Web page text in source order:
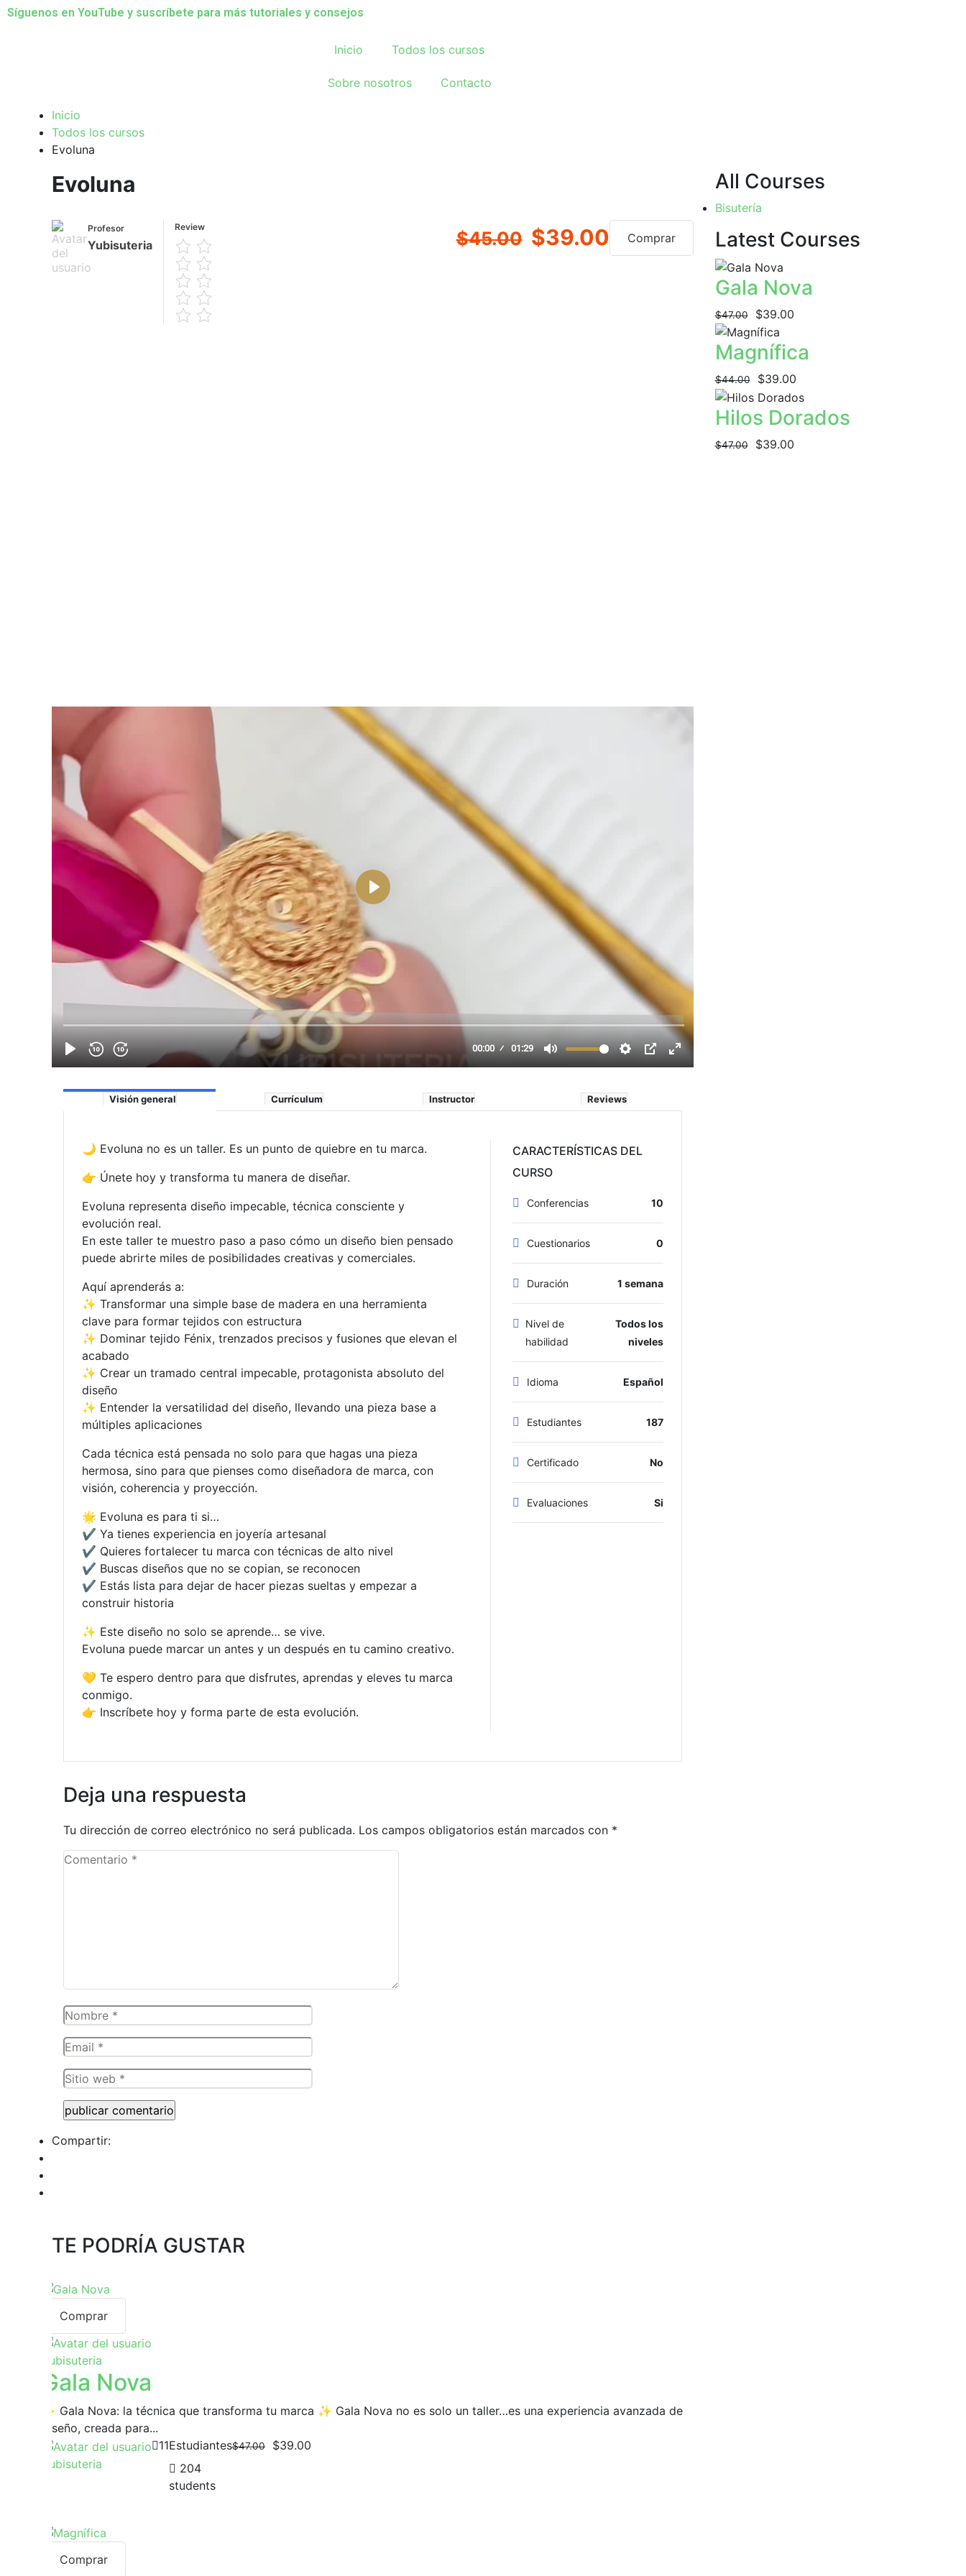
Síguenos en YouTube y suscríbete para más tutoriales y consejos
Inicio Todos los cursos
Sobre nosotros Contacto
Inicio
Todos los cursos
Evoluna
Evoluna
Profesor
Yubisuteria
Review
$45.00 $39.00 Comprar
Visión general Currículum Instructor Reviews
🌙 Evoluna no es un taller. Es un punto de quiebre en tu marca.
👉 Únete hoy y transforma tu manera de diseñar.
Evoluna representa diseño impecable, técnica consciente y
evolución real.
En este taller te muestro paso a paso cómo un diseño bien pensado
puede abrirte miles de posibilidades creativas y comerciales.
Aquí aprenderás a:
✨ Transformar una simple base de madera en una herramienta
clave para formar tejidos con estructura
✨ Dominar tejido Fénix, trenzados precisos y fusiones que elevan el
acabado
✨ Crear un tramado central impecable, protagonista absoluto del
diseño
✨ Entender la versatilidad del diseño, llevando una pieza base a
múltiples aplicaciones
Cada técnica está pensada no solo para que hagas una pieza
hermosa, sino para que pienses como diseñadora de marca, con
visión, coherencia y proyección.
🌟 Evoluna es para ti si…
✔ Ya tienes experiencia en joyería artesanal
✔ Quieres fortalecer tu marca con técnicas de alto nivel
✔ Buscas diseños que no se copian, se reconocen
✔ Estás lista para dejar de hacer piezas sueltas y empezar a
construir historia
✨ Este diseño no solo se aprende… se vive.
Evoluna puede marcar un antes y un después en tu camino creativo.
💛 Te espero dentro para que disfrutes, aprendas y eleves tu marca
conmigo.
👉 Inscríbete hoy y forma parte de esta evolución.
CARACTERÍSTICAS DEL
CURSO
Conferencias 10
Cuestionarios 0
Duración 1 semana
Nivel de
habilidad
Todos los
niveles
Idioma Español
Estudiantes 187
Certificado No
Evaluaciones Si
Deja una respuesta
Tu dirección de correo electrónico no será publicada. Los campos obligatorios están marcados con *
Compartir:
TE PODRÍA GUSTAR
Comprar
Yubisuteria
Gala Nova
✨ Gala Nova: la técnica que transforma tu marca ✨ Gala Nova no es solo un taller…es una experiencia avanzada de
diseño, creada para...
Yubisuteria
11Estudiantes
204
students
$47.00 $39.00
Comprar
All Courses
Bisutería
Latest Courses
Gala Nova
$47.00 $39.00
Magnífica
$44.00 $39.00
Hilos Dorados
$47.00 $39.00